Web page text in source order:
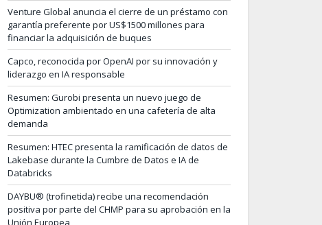
Venture Global anuncia el cierre de un préstamo con
garantía preferente por US$1500 millones para
financiar la adquisición de buques
Capco, reconocida por OpenAI por su innovación y
liderazgo en IA responsable
Resumen: Gurobi presenta un nuevo juego de
Optimization ambientado en una cafetería de alta
demanda
Resumen: HTEC presenta la ramificación de datos de
Lakebase durante la Cumbre de Datos e IA de
Databricks
DAYBU® (trofinetida) recibe una recomendación
positiva por parte del CHMP para su aprobación en la
Unión Europea